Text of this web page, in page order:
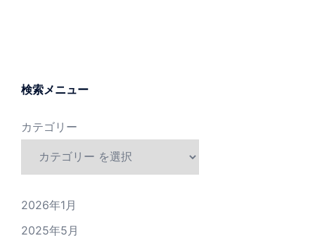
検索メニュー
カテゴリー
2026年1月
2025年5月